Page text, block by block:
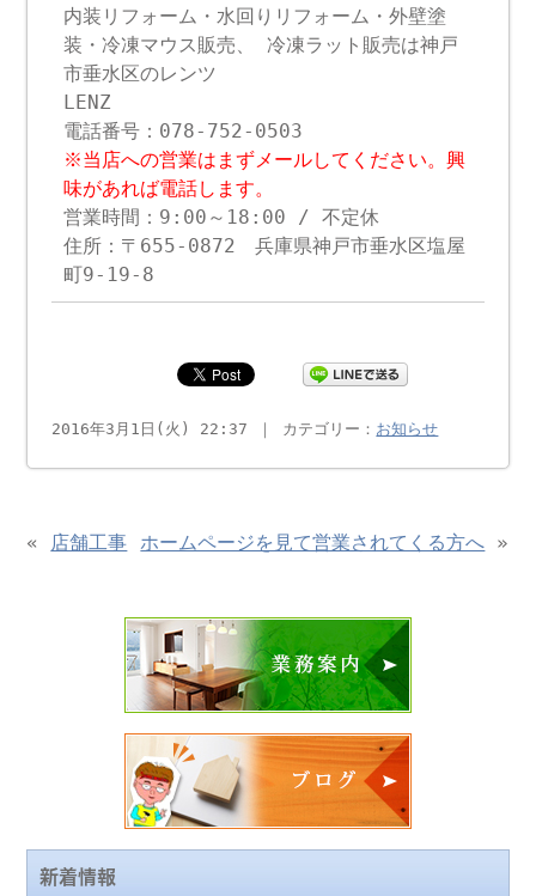
内装リフォーム・水回りリフォーム・外壁塗
装・冷凍マウス販売、 冷凍ラット販売は神戸
市垂水区のレンツ
LENZ
電話番号：078-752-0503
※当店への営業はまずメールしてください。興
味があれば電話します。
営業時間：9:00～18:00 / 不定休
住所：〒655-0872 兵庫県神戸市垂水区塩屋
町9-19-8
2016年3月1日(火) 22:37 ｜ カテゴリー： お知らせ
« 店舗工事 ホームページを見て営業されてくる方へ »
新着情報